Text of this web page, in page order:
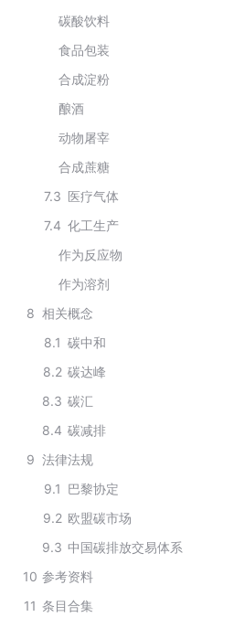
碳酸饮料
食品包装
合成淀粉
酿酒
动物屠宰
合成蔗糖
7.3 医疗气体
7.4 化工生产
作为反应物
作为溶剂
8 相关概念
8.1 碳中和
8.2 碳达峰
8.3 碳汇
8.4 碳减排
9 法律法规
9.1 巴黎协定
9.2 欧盟碳市场
9.3 中国碳排放交易体系
10 参考资料
11 条目合集